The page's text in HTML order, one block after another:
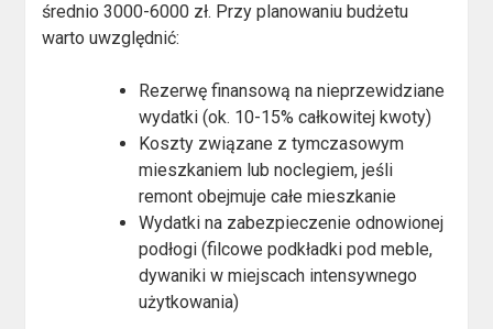
średnio 3000-6000 zł. Przy planowaniu budżetu
warto uwzględnić:
Rezerwę finansową na nieprzewidziane
wydatki (ok. 10-15% całkowitej kwoty)
Koszty związane z tymczasowym
mieszkaniem lub noclegiem, jeśli
remont obejmuje całe mieszkanie
Wydatki na zabezpieczenie odnowionej
podłogi (filcowe podkładki pod meble,
dywaniki w miejscach intensywnego
użytkowania)